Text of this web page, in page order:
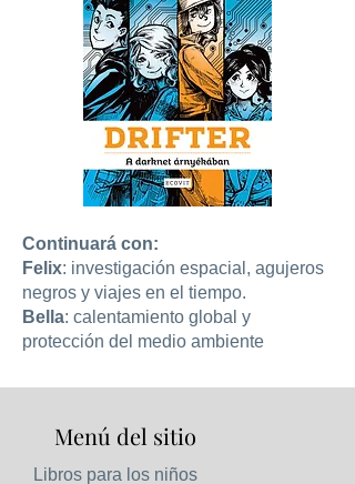
Continuará con:
Felix: investigación espacial, agujeros
negros y viajes en el tiempo.
Bella: calentamiento global y
protección del medio ambiente
Menú del sitio
Libros para los niños